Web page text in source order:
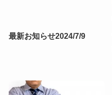
最新お知らせ2024/7/9